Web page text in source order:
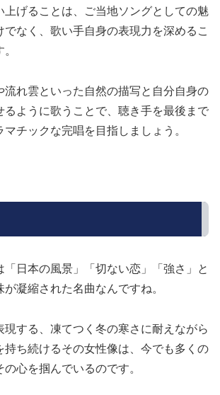
上げることは、ご当地ソングとしての魅
でなく、歌い手自身の表現力を深めるこ
流れ雲といった自然の描写と自分自身の
るように歌うことで、聴き手を最後まで
チックな完唱を目指しましょう。
「日本の風景」「切ない恋」「強さ」と
凝縮された名曲なんですね。
現する、凍てつく冬の寒さに耐えながら
持ち続けるその女性像は、今でも多くの
心を掴んでいるのです。